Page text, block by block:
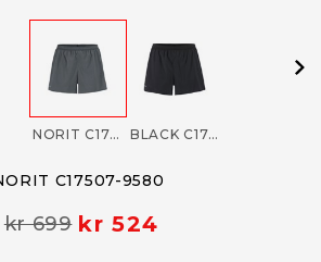
NORIT C17507-9580 BLACK C17507-9990
C17507-9580
kr 699 kr 524